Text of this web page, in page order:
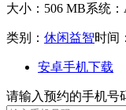
大小：506 MB系统：
类别： 休闲益智时间
安卓手机下载
请输入预约的手机号